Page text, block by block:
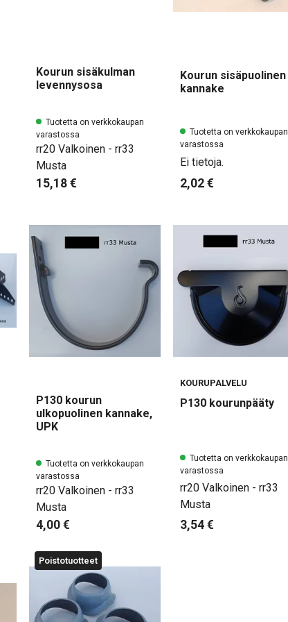
Kourun sisäkulman
levennysosa
Tuotetta on verkkokaupan
varastossa
rr20 Valkoinen - rr33
Musta
15,18 €
Kourun sisäpuolinen
kannake
Tuotetta on verkkokaupan
varastossa
Ei tietoja.
2,02 €
P130 kourun
ulkopuolinen kannake,
UPK
Tuotetta on verkkokaupan
varastossa
rr20 Valkoinen - rr33
Musta
4,00 €
KOURUPALVELU
P130 kourunpääty
Tuotetta on verkkokaupan
varastossa
rr20 Valkoinen - rr33
Musta
3,54 €
Poistotuotteet